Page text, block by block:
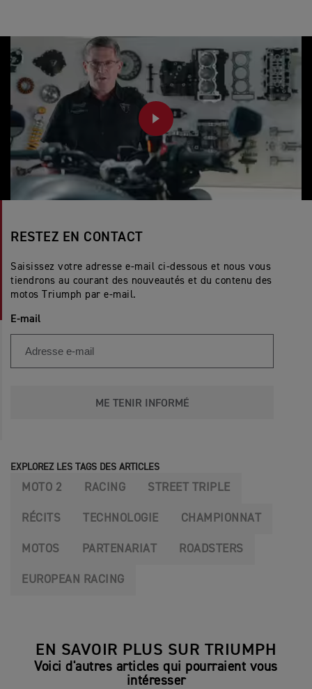
PLAY
RESTEZ EN CONTACT
Saisissez votre adresse e-mail ci-dessous et nous vous
tiendrons au courant des nouveautés et du contenu des
motos Triumph par e-mail.
E-mail
ME TENIR INFORMÉ
EXPLOREZ LES TAGS DES ARTICLES
MOTO 2 RACING STREET TRIPLE
RÉCITS TECHNOLOGIE CHAMPIONNAT
MOTOS PARTENARIAT ROADSTERS
EUROPEAN RACING
EN SAVOIR PLUS SUR TRIUMPH
Voici d'autres articles qui pourraient vous
intéresser